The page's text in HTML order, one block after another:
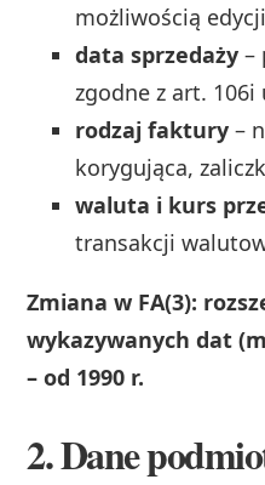
możliwością
data sprzedaży –
zgodne z art. 106i
rodzaj faktury –
korygująca,
waluta i kurs
transakcji
Zmiana w FA(3):
wykazywanych dat
– od 1990 r.
2. Dane